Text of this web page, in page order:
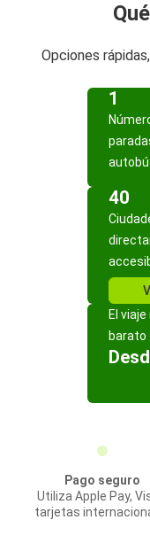
Opciones
1
40
El
barato
Pago seguro
Utiliza Apple Pay,
tarjetas